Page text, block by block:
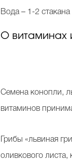
Вода – 1-2 стакана
О витаминах
Семена конопли,
витаминов
Грибы «львиная
оливкового листа,